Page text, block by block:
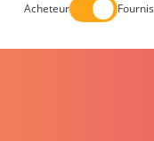
Acheteur